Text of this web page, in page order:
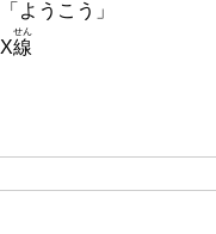
「ようこう」
X線
せん